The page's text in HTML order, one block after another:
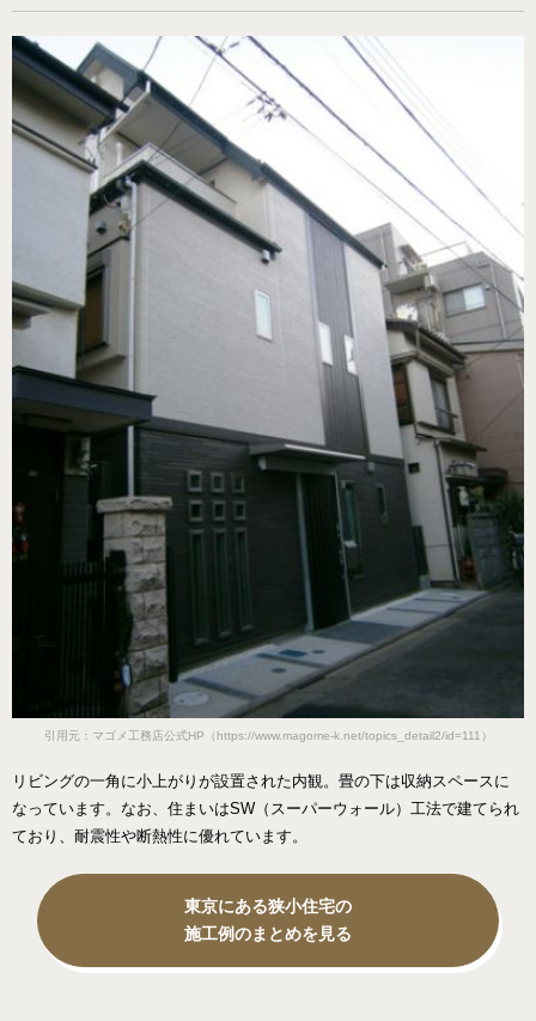
引用元：マゴメ工務店公式HP（https://www.magome-k.net/topics_detail2/id=111）
リビングの一角に小上がりが設置された内観。畳の下は収納スペースに
なっています。なお、住まいはSW（スーパーウォール）工法で建てられ
ており、耐震性や断熱性に優れています。
東京にある狭小住宅の
施工例のまとめを見る